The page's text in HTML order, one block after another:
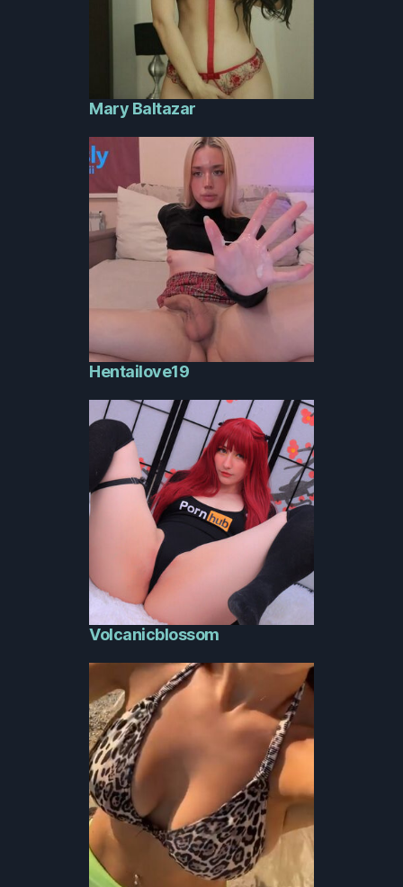
Mary Baltazar
Hentailove19
Volcanicblossom